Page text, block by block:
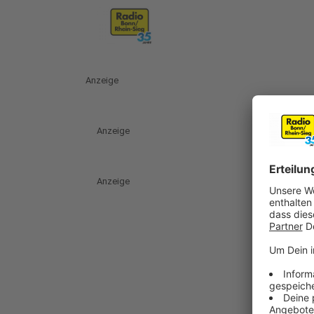
Anzeige
Anzeige
Anzeige